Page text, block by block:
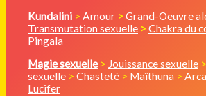
Kundalini > Amour >Grand-Oeuvre
Transmutation sexuelle >Chakra du
Pingala
Magie sexuelle> Jouissance sexuelle >
sexuelle > Chasteté > Maïthuna >
Lucifer